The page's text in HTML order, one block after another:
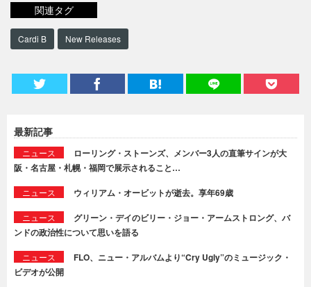
関連タグ
Cardi B New Releases
最新記事
ニュース
ローリング・ストーンズ、メンバー3人の直筆サインが大
阪・名古屋・札幌・福岡で展示されること…
ニュース ウィリアム・オービットが逝去。享年69歳
ニュース
グリーン・デイのビリー・ジョー・アームストロング、バ
ンドの政治性について思いを語る
ニュース
FLO、ニュー・アルバムより“Cry Ugly”のミュージック・
ビデオが公開